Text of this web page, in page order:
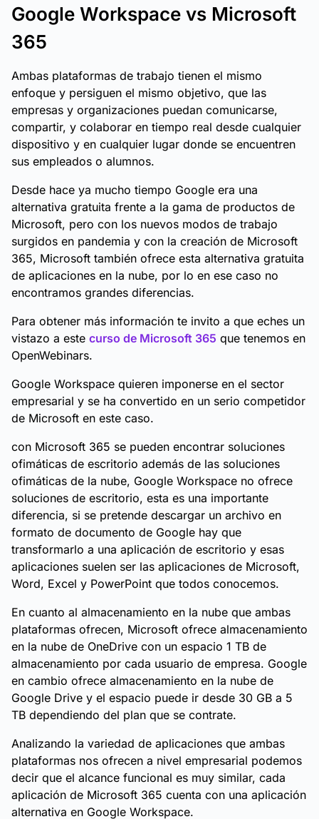
Google Workspace vs Microsoft
365
Ambas plataformas de trabajo tienen el mismo
enfoque y persiguen el mismo objetivo, que las
empresas y organizaciones puedan comunicarse,
compartir, y colaborar en tiempo real desde cualquier
dispositivo y en cualquier lugar donde se encuentren
sus empleados o alumnos.
Desde hace ya mucho tiempo Google era una
alternativa gratuita frente a la gama de productos de
Microsoft, pero con los nuevos modos de trabajo
surgidos en pandemia y con la creación de Microsoft
365, Microsoft también ofrece esta alternativa gratuita
de aplicaciones en la nube, por lo en ese caso no
encontramos grandes diferencias.
Para obtener más información te invito a que eches un
vistazo a este curso de Microsoft 365 que tenemos en
OpenWebinars.
Google Workspace quieren imponerse en el sector
empresarial y se ha convertido en un serio competidor
de Microsoft en este caso.
con Microsoft 365 se pueden encontrar soluciones
ofimáticas de escritorio además de las soluciones
ofimáticas de la nube, Google Workspace no ofrece
soluciones de escritorio, esta es una importante
diferencia, si se pretende descargar un archivo en
formato de documento de Google hay que
transformarlo a una aplicación de escritorio y esas
aplicaciones suelen ser las aplicaciones de Microsoft,
Word, Excel y PowerPoint que todos conocemos.
En cuanto al almacenamiento en la nube que ambas
plataformas ofrecen, Microsoft ofrece almacenamiento
en la nube de OneDrive con un espacio 1 TB de
almacenamiento por cada usuario de empresa. Google
en cambio ofrece almacenamiento en la nube de
Google Drive y el espacio puede ir desde 30 GB a 5
TB dependiendo del plan que se contrate.
Analizando la variedad de aplicaciones que ambas
plataformas nos ofrecen a nivel empresarial podemos
decir que el alcance funcional es muy similar, cada
aplicación de Microsoft 365 cuenta con una aplicación
alternativa en Google Workspace.